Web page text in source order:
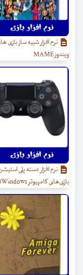
نرم افزار شبیه ساز بازی
ویندوز MAME
بازی‌های کامپیوتر DS4Windows